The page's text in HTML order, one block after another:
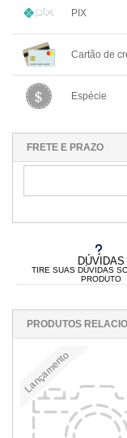
DÚVIDAS
TIRE SUAS DÚVIDAS
PRODUTO
PIX
..
Cartão de
...
Espécie
..
FRETE E PRAZO
PRODUTOS
Lançamento